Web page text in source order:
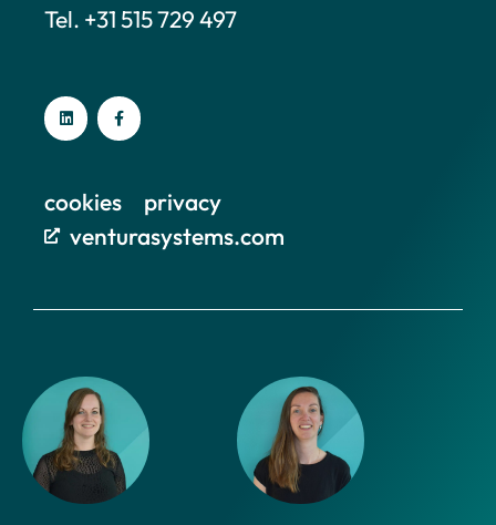
Tel. +31 515 729 497
cookies
privacy
venturasystems.com